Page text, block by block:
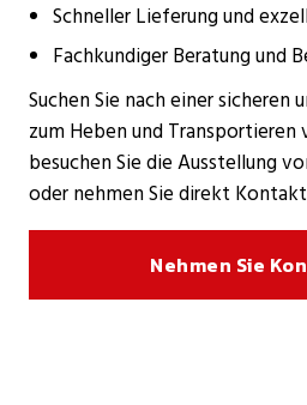
Schneller Lieferung und
Fachkundiger Beratung und
Suchen Sie nach einer sicheren
zum Heben und Transportieren
besuchen Sie die Ausstellung
oder nehmen Sie direkt
Nehmen Sie